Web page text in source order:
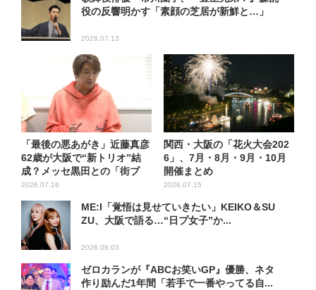
役の反響明かす「素顔の芝居が新鮮と…」
2026.07.13
「最後の悪あがき」近藤真彦
62歳が大阪で“新トリオ”結
成？メッセ黒田との「街ブ
ラ...
2026.07.16
関西・大阪の「花火大会202
6」、7月・8月・9月・10月
開催まとめ
2026.07.15
ME:I「覚悟は見せていきたい」KEIKO＆SU
ZU、大阪で語る…“日プ女子”か...
2026.08.03
ゼロカランが『ABCお笑いGP』優勝、ネタ
作り励んだ1年間「若手で一番やってる自...